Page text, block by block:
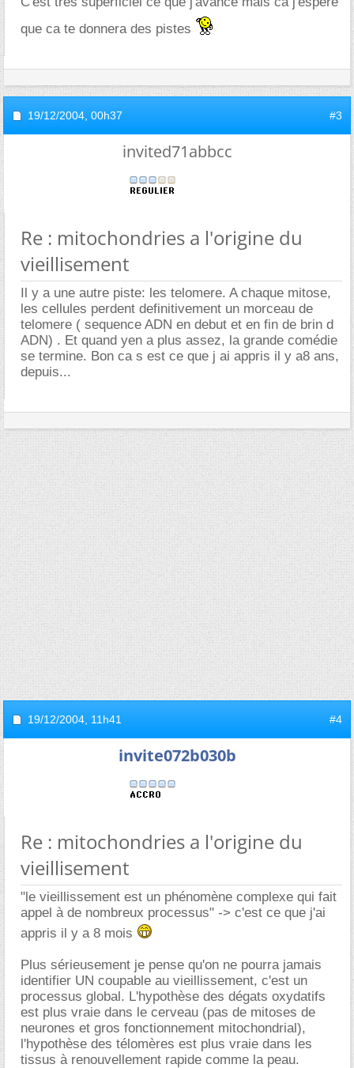
que ca te donnera des pistes
19/12/2004, 00h37 #3
invited71abbcc
Re : mitochondries a l'origine du
vieillisement
Il y a une autre piste: les telomere. A chaque mitose,
les cellules perdent definitivement un morceau de
telomere ( sequence ADN en debut et en fin de brin d
ADN) . Et quand yen a plus assez, la grande comédie
se termine. Bon ca s est ce que j ai appris il y a8 ans,
depuis...
19/12/2004, 11h41 #4
invite072b030b
Re : mitochondries a l'origine du
vieillisement
"le vieillissement est un phénomène complexe qui fait
appel à de nombreux processus" -> c'est ce que j'ai
appris il y a 8 mois
Plus sérieusement je pense qu'on ne pourra jamais
identifier UN coupable au vieillissement, c'est un
processus global. L'hypothèse des dégats oxydatifs
est plus vraie dans le cerveau (pas de mitoses de
neurones et gros fonctionnement mitochondrial),
l'hypothèse des télomères est plus vraie dans les
tissus à renouvellement rapide comme la peau.